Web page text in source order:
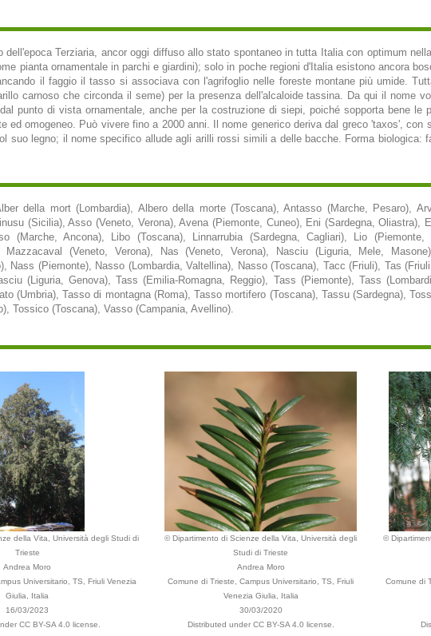
dell'epoca Terziaria, ancor oggi diffuso allo stato spontaneo in tutta Italia con optimum
pianta ornamentale in parchi e giardini); solo in poche regioni d'Italia esistono ancora
il faggio il tasso si associava con l'agrifoglio nelle foreste montane più umide.
carnoso che circonda il seme) per la presenza dell'alcaloide tassina. Da qui il nome
punto di vista ornamentale, anche per la costruzione di siepi, poiché sopporta bene le
ed omogeneo. Può vivere fino a 2000 anni. Il nome generico deriva dal greco 'taxos',
suo legno; il nome specifico allude agli arilli rossi simili a delle bacche. Forma biologica:
della mort (Lombardia), Albero della morte (Toscana), Antasso (Marche, Pesaro),
(Sicilia), Asso (Veneto, Verona), Avena (Piemonte, Cuneo), Eni (Sardegna, Oliastra),
(Marche, Ancona), Libo (Toscana), Linnarrubia (Sardegna, Cagliari), Lio
Mazzacaval (Veneto, Verona), Nas (Veneto, Verona), Nasciu (Liguria, Mele,
Nass (Piemonte), Nasso (Lombardia, Valtellina), Nasso (Toscana), Tacc (Friuli), Tas
(Liguria, Genova), Tass (Emilia-Romagna, Reggio), Tass (Piemonte), Tass
(Umbria), Tasso di montagna (Roma), Tasso mortifero (Toscana), Tassu (Sardegna),
Tossico (Toscana), Vasso (Campania, Avellino).
della Vita, Università degli Studi di
Trieste
Andrea Moro
Universitario, TS, Friuli Venezia
Giulia, Italia
16/03/2023
CC BY-SA 4.0 license.
© Dipartimento di Scienze della Vita, Università degli
Studi di Trieste
Andrea Moro
Comune di Trieste, Campus Universitario, TS, Friuli
Venezia Giulia, Italia
30/03/2020
Distributed under CC BY-SA 4.0 license.
©
Comune di